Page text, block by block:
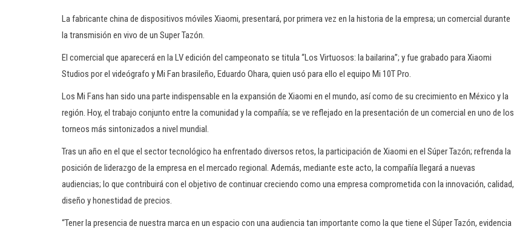
La fabricante china de dispositivos móviles Xiaomi, presentará, por primera vez en la historia de la empresa; un comercial durante
la transmisión en vivo de un Super Tazón.
El comercial que aparecerá en la LV edición del campeonato se titula “Los Virtuosos: la bailarina”; y fue grabado para Xiaomi
Studios por el videógrafo y Mi Fan brasileño, Eduardo Ohara, quien usó para ello el equipo Mi 10T Pro.
Los Mi Fans han sido una parte indispensable en la expansión de Xiaomi en el mundo, así como de su crecimiento en México y la
región. Hoy, el trabajo conjunto entre la comunidad y la compañía; se ve reflejado en la presentación de un comercial en uno de los
torneos más sintonizados a nivel mundial.
Tras un año en el que el sector tecnológico ha enfrentado diversos retos, la participación de Xiaomi en el Súper Tazón; refrenda la
posición de liderazgo de la empresa en el mercado regional. Además, mediante este acto, la compañía llegará a nuevas
audiencias; lo que contribuirá con el objetivo de continuar creciendo como una empresa comprometida con la innovación, calidad,
diseño y honestidad de precios.
“Tener la presencia de nuestra marca en un espacio con una audiencia tan importante como la que tiene el Súper Tazón, evidencia